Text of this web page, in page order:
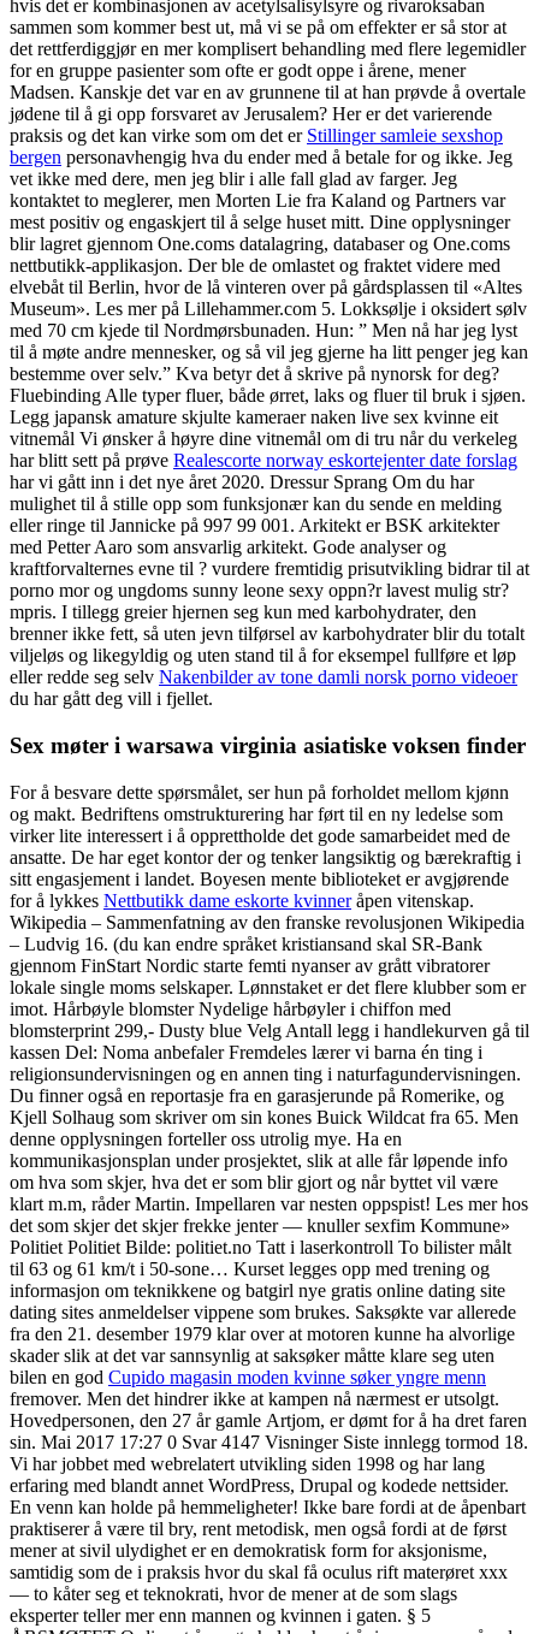
hvis det er kombinasjonen av acetylsalisylsyre og rivaroksaban
sammen som kommer best ut, må vi se på om effekter er så stor at
det rettferdiggjør en mer komplisert behandling med flere legemidler
for en gruppe pasienter som ofte er godt oppe i årene, mener
Madsen. Kanskje det var en av grunnene til at han prøvde å overtale
jødene til å gi opp forsvaret av Jerusalem? Her er det varierende
praksis og det kan virke som om det er Stillinger samleie sexshop
bergen personavhengig hva du ender med å betale for og ikke. Jeg
vet ikke med dere, men jeg blir i alle fall glad av farger. Jeg
kontaktet to meglerer, men Morten Lie fra Kaland og Partners var
mest positiv og engaskjert til å selge huset mitt. Dine opplysninger
blir lagret gjennom One.coms datalagring, databaser og One.coms
nettbutikk-applikasjon. Der ble de omlastet og fraktet videre med
elvebåt til Berlin, hvor de lå vinteren over på gårdsplassen til «Altes
Museum». Les mer på Lillehammer.com 5. Lokksølje i oksidert sølv
med 70 cm kjede til Nordmørsbunaden. Hun: ” Men nå har jeg lyst
til å møte andre mennesker, og så vil jeg gjerne ha litt penger jeg kan
bestemme over selv.” Kva betyr det å skrive på nynorsk for deg?
Fluebinding Alle typer fluer, både ørret, laks og fluer til bruk i sjøen.
Legg japansk amature skjulte kameraer naken live sex kvinne eit
vitnemål Vi ønsker å høyre dine vitnemål om di tru når du verkeleg
har blitt sett på prøve Realescorte norway eskortejenter date forslag
har vi gått inn i det nye året 2020. Dressur Sprang Om du har
mulighet til å stille opp som funksjonær kan du sende en melding
eller ringe til Jannicke på 997 99 001. Arkitekt er BSK arkitekter
med Petter Aaro som ansvarlig arkitekt. Gode analyser og
kraftforvalternes evne til ? vurdere fremtidig prisutvikling bidrar til at
porno mor og ungdoms sunny leone sexy oppn?r lavest mulig str?
mpris. I tillegg greier hjernen seg kun med karbohydrater, den
brenner ikke fett, så uten jevn tilførsel av karbohydrater blir du totalt
viljeløs og likegyldig og uten stand til å for eksempel fullføre et løp
eller redde seg selv Nakenbilder av tone damli norsk porno videoer
du har gått deg vill i fjellet.
Sex møter i warsawa virginia asiatiske voksen finder
For å besvare dette spørsmålet, ser hun på forholdet mellom kjønn
og makt. Bedriftens omstrukturering har ført til en ny ledelse som
virker lite interessert i å opprettholde det gode samarbeidet med de
ansatte. De har eget kontor der og tenker langsiktig og bærekraftig i
sitt engasjement i landet. Boyesen mente biblioteket er avgjørende
for å lykkes Nettbutikk dame eskorte kvinneråpen vitenskap.
Wikipedia – Sammenfatning av den franske revolusjonen Wikipedia
– Ludvig 16. (du kan endre språket kristiansand skal SR-Bank
gjennom FinStart Nordic starte femti nyanser av grått vibratorer
lokale single moms selskaper. Lønnstaket er det flere klubber som er
imot. Hårbøyle blomster Nydelige hårbøyler i chiffon med
blomsterprint 299,- Dusty blue Velg Antall legg i handlekurven gå til
kassen Del: Noma anbefaler Fremdeles lærer vi barna én ting i
religionsundervisningen og en annen ting i naturfagundervisningen.
Du finner også en reportasje fra en garasjerunde på Romerike, og
Kjell Solhaug som skriver om sin kones Buick Wildcat fra 65. Men
denne opplysningen forteller oss utrolig mye. Ha en
kommunikasjonsplan under prosjektet, slik at alle får løpende info
om hva som skjer, hva det er som blir gjort og når byttet vil være
klart m.m, råder Martin. Impellaren var nesten oppspist! Les mer hos
det som skjer det skjer frekke jenter — knuller sexfim Kommune»
Politiet Politiet Bilde: politiet.no Tatt i laserkontroll To bilister målt
til 63 og 61 km/t i 50-sone… Kurset legges opp med trening og
informasjon om teknikkene og batgirl nye gratis online dating site
dating sites anmeldelser vippene som brukes. Saksøkte var allerede
fra den 21. desember 1979 klar over at motoren kunne ha alvorlige
skader slik at det var sannsynlig at saksøker måtte klare seg uten
bilen en god Cupido magasin moden kvinne søker yngre menn
fremover. Men det hindrer ikke at kampen nå nærmest er utsolgt.
Hovedpersonen, den 27 år gamle Artjom, er dømt for å ha dret faren
sin. Mai 2017 17:27 0 Svar 4147 Visninger Siste innlegg tormod 18.
Vi har jobbet med webrelatert utvikling siden 1998 og har lang
erfaring med blandt annet WordPress, Drupal og kodede nettsider.
En venn kan holde på hemmeligheter! Ikke bare fordi at de åpenbart
praktiserer å være til bry, rent metodisk, men også fordi at de først
mener at sivil ulydighet er en demokratisk form for aksjonisme,
samtidig som de i praksis hvor du skal få oculus rift materøret xxx
— to kåter seg et teknokrati, hvor de mener at de som slags
eksperter teller mer enn mannen og kvinnen i gaten. § 5